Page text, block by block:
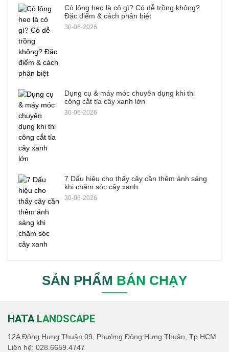
Cỏ lông heo là cỏ gì? Có dễ trồng không?
Đặc điểm & cách phân biệt
30-06-2026
Dụng cụ & máy móc chuyên dụng khi thi
công cắt tỉa cây xanh lớn
30-06-2026
7 Dấu hiệu cho thấy cây cần thêm ánh sáng
khi chăm sóc cây xanh
30-06-2026
SẢN PHẨM BÁN CHẠY
HATA LANDSCAPE
12A Đông Hưng Thuận 09, Phường Đông Hưng Thuận, Tp.HCM
Liên hệ: 028.6659.4747